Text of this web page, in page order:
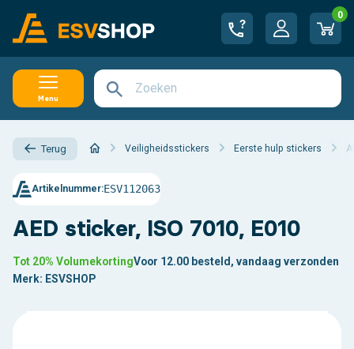
0
Menu
Terug Veiligheidsstickers Eerste hulp stickers
AED sticker, ISO 7010, E010
Artikelnummer:ESV112063
Tot 20% VolumekortingVoor 12.00 besteld, vandaag verzonden
Merk: ESVSHOP